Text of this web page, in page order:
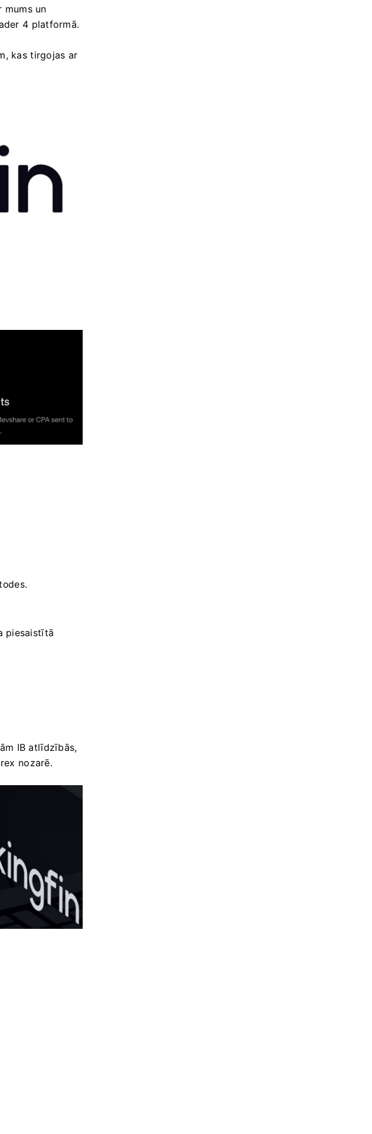
mums un
4 platformā.
kas tirgojas ar
piesaistītā
IB atlīdzībās,
nozarē.